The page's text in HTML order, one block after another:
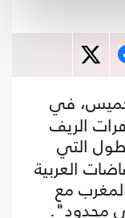
في
إن مظاهرات الريف
التي
العربية
المغرب مع
محدود".